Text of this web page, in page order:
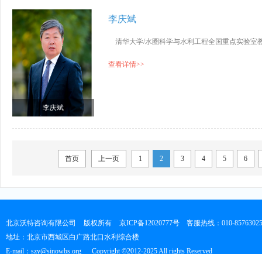
李庆斌
李庆斌
清华大学/水圈科学与水利工程全国重点实验室
查看详情>>
首页 上一页 1 2 3 4 5 6
北京沃特咨询有限公司 版权所有 京ICP备12020777号 客服热线：010-85763025
地址：北京市西城区白广路北口水利综合楼
E-mail：szy@sinowbs.org
Copyright ©2012-2025 All rights Reserved